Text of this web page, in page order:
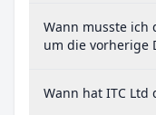
Wann musste ich
um die vorherige
Wann hat ITC Ltd